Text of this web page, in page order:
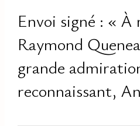
Envoi signé : « À
Raymond
grande
reconnaissant,